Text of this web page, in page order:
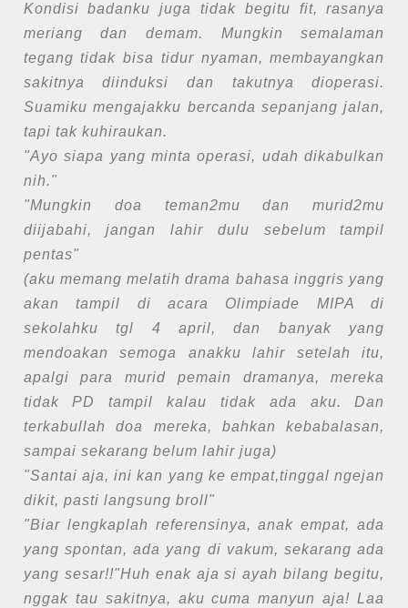
Kondisi badanku juga tidak begitu fit, rasanya
meriang dan demam. Mungkin semalaman
tegang tidak bisa tidur nyaman, membayangkan
sakitnya diinduksi dan takutnya dioperasi.
Suamiku mengajakku bercanda sepanjang jalan,
tapi tak kuhiraukan.
"Ayo siapa yang minta operasi, udah dikabulkan
nih."
"Mungkin doa teman2mu dan murid2mu
diijabahi, jangan lahir dulu sebelum tampil
pentas"
(aku memang melatih drama bahasa inggris yang
akan tampil di acara Olimpiade MIPA di
sekolahku tgl 4 april, dan banyak yang
mendoakan semoga anakku lahir setelah itu,
apalgi para murid pemain dramanya, mereka
tidak PD tampil kalau tidak ada aku. Dan
terkabullah doa mereka, bahkan kebabalasan,
sampai sekarang belum lahir juga)
"Santai aja, ini kan yang ke empat,tinggal ngejan
dikit, pasti langsung broll"
"Biar lengkaplah referensinya, anak empat, ada
yang spontan, ada yang di vakum, sekarang ada
yang sesar!!"Huh enak aja si ayah bilang begitu,
nggak tau sakitnya, aku cuma manyun aja! Laa